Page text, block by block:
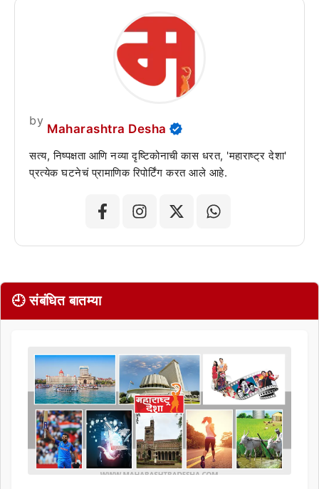
by
Maharashtra Desha
सत्य, निष्पक्षता आणि नव्या दृष्टिकोनाची कास धरत, 'महाराष्ट्र देशा'
प्रत्येक घटनेचं प्रामाणिक रिपोर्टिंग करत आले आहे.
🕘 संबंधित बातम्या